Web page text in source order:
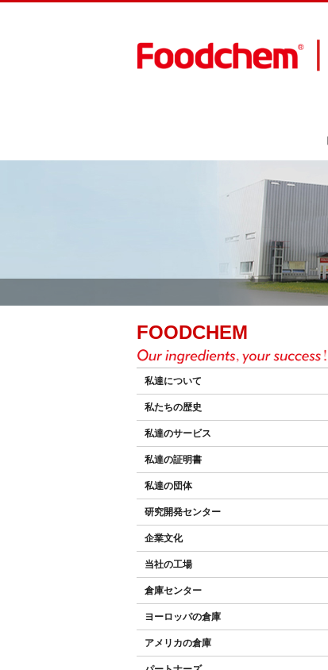
FOODCHEM
私達について
私たちの歴史
私達のサービス
私達の証明書
私達の団体
研究開発センター
企業文化
当社の工場
倉庫センター
ヨーロッパの倉庫
アメリカの倉庫